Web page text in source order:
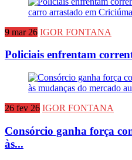
9 mar 26 IGOR FONTANA
Policiais enfrentam
26 fev 26 IGOR FONTANA
Consórcio ganha força
às...